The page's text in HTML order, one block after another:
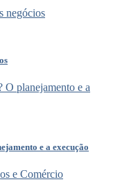
e a execução